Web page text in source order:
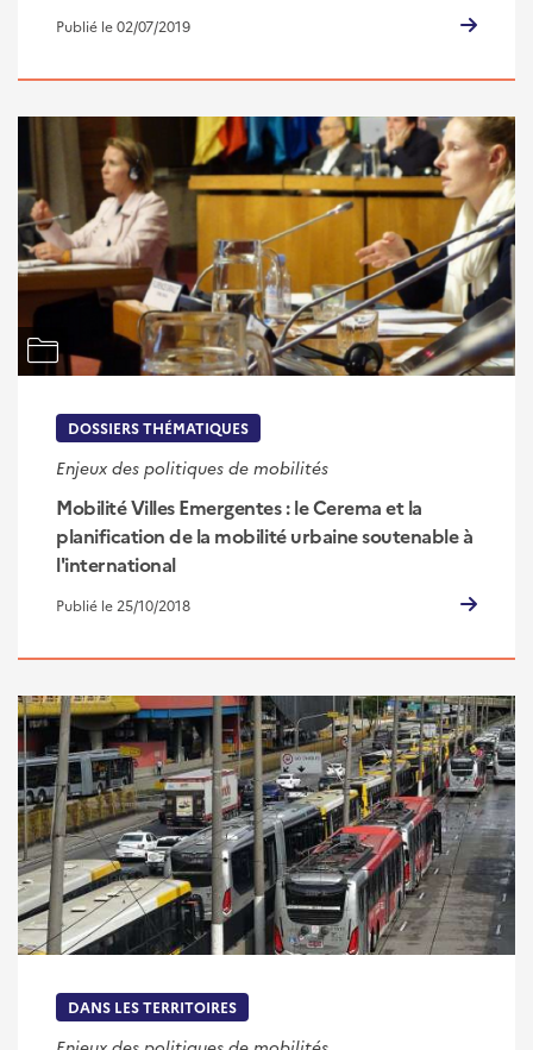
Publié le 02/07/2019
DOSSIERS THÉMATIQUES
Enjeux des politiques de mobilités
Mobilité Villes Emergentes : le Cerema et la
planification de la mobilité urbaine soutenable à
l'international
Publié le 25/10/2018
DANS LES TERRITOIRES